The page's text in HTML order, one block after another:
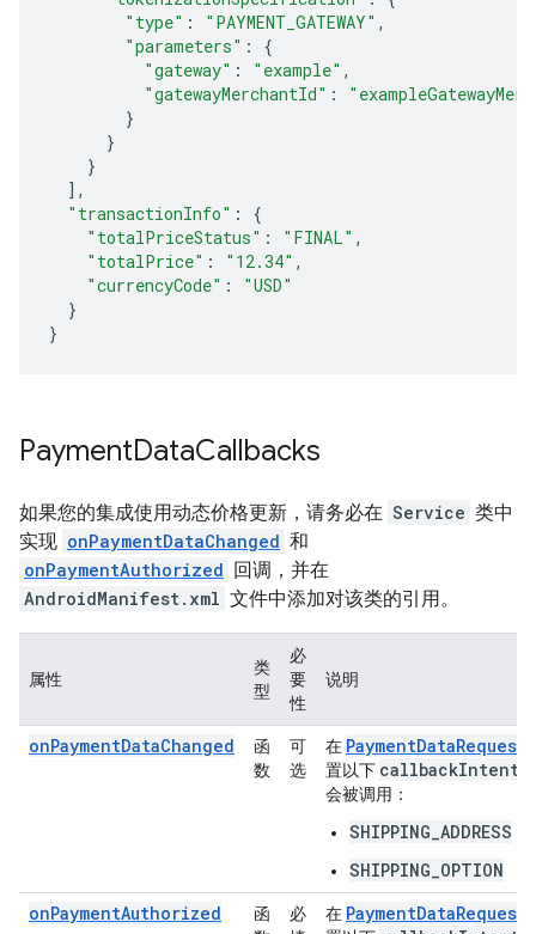
"type" : "PAYMENT_GATEWAY" ,
"parameters" :
{
"gateway" : "example" ,
"gatewayMerchantId" :
}
}
}
],
"transactionInfo" :
{
"totalPriceStatus" : "FINAL" ,
"totalPrice" : "12.34" ,
"currencyCode" :
"USD"
}
}
PaymentDataCallbacks
如果您的集成使用动态价格更新，请务必在 Service 类中
实现 onPaymentDataChanged 和
onPaymentAuthorized 回调，并在
AndroidManifest.xml 文件中添加对该类的引用。
属性
类
型
必
要
性
说明
onPaymentDataChanged
函
数
可
选
在 PaymentDataRequest
置以下 callbackIntents
会被调用：
SHIPPING_ADDRESS
SHIPPING_OPTION
onPaymentAuthorized
函
必
在 PaymentDataRequest